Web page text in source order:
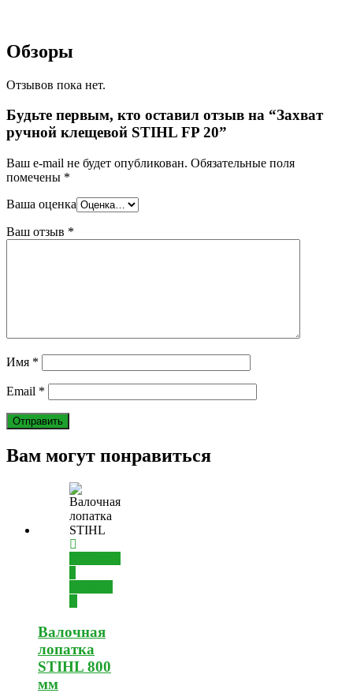
Обзоры
Отзывов пока нет.
Будьте первым, кто оставил отзыв на “Захват
ручной клещевой STIHL FP 20”
Ваш e-mail не будет опубликован. Обязательные поля
помечены *
Ваша оценка
Ваш отзыв *
Имя *
Email *
Вам могут понравиться
Валочная
лопатка
STIHL 800
мм